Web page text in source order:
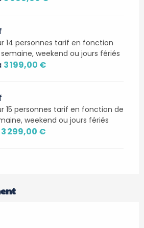
14 personnes tarif en fonction
weekend ou jours fériés
3 199,00 €
15 personnes tarif en fonction de
weekend ou jours fériés
3 299,00 €